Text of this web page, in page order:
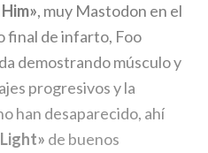
, muy Mastodon en el
final de infarto, Foo
demostrando músculo y
progresivos y la
han desaparecido, ahí
de buenos